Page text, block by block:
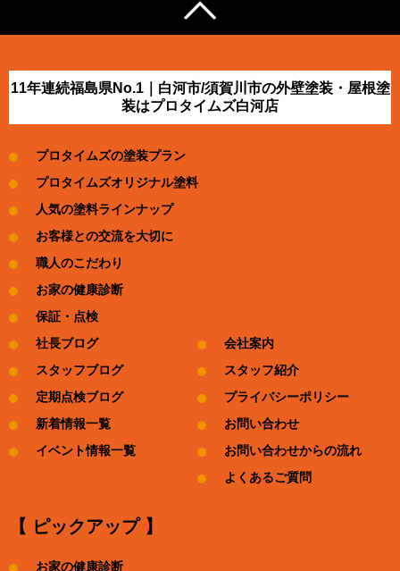
11年連続福島県No.1｜白河市/須賀川市の外壁塗装・屋根塗
装はプロタイムズ白河店
プロタイムズの塗装プラン
プロタイムズオリジナル塗料
人気の塗料ラインナップ
お客様との交流を大切に
職人のこだわり
お家の健康診断
保証・点検
社長ブログ
スタッフブログ
定期点検ブログ
新着情報一覧
イベント情報一覧
会社案内
スタッフ紹介
プライバシーポリシー
お問い合わせ
お問い合わせからの流れ
よくあるご質問
【 ピックアップ 】
お家の健康診断